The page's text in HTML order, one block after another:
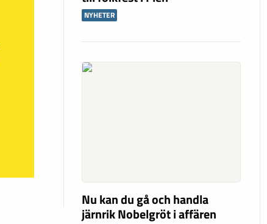
NYHETER
Nu kan du gå och handla
järnrik Nobelgröt i affären